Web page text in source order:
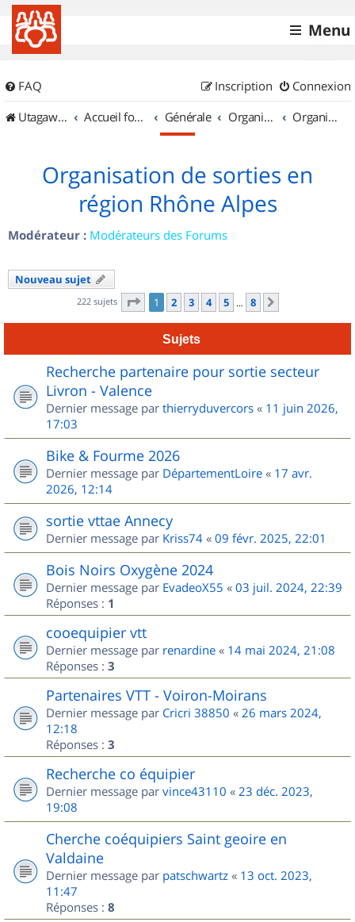
Menu
FAQ Connexion
Inscription
UtagawaVTT (Randos VTT et VTTAE avec traces GPS)
Accueil forum Générale Organisation de sorties & Recherche de partenaires Organisation de sorties en région Rhône Alpes
Organisation de sorties en
région Rhône Alpes
Modérateur : Modérateurs des Forums
Nouveau sujet
222 sujets Page 1sur
1 2 3 4 5 … 8
Sujets
Recherche partenaire pour sortie secteur
Livron - Valence
Dernier message par thierryduvercors « 11 juin 2026,
17:03
Bike & Fourme 2026
Dernier message par DépartementLoire « 17 avr.
2026, 12:14
sortie vttae Annecy
Dernier message par Kriss74 « 09 févr. 2025, 22:01
Bois Noirs Oxygène 2024
Dernier message par EvadeoX55 « 03 juil. 2024, 22:39
Réponses : 1
cooequipier vtt
Dernier message par renardine « 14 mai 2024, 21:08
Réponses : 3
Partenaires VTT - Voiron-Moirans
Dernier message par Cricri 38850 « 26 mars 2024,
12:18
Réponses : 3
Recherche co équipier
Dernier message par vince43110 « 23 déc. 2023,
19:08
Cherche coéquipiers Saint geoire en
Valdaine
Dernier message par patschwartz « 13 oct. 2023,
11:47
Réponses : 8